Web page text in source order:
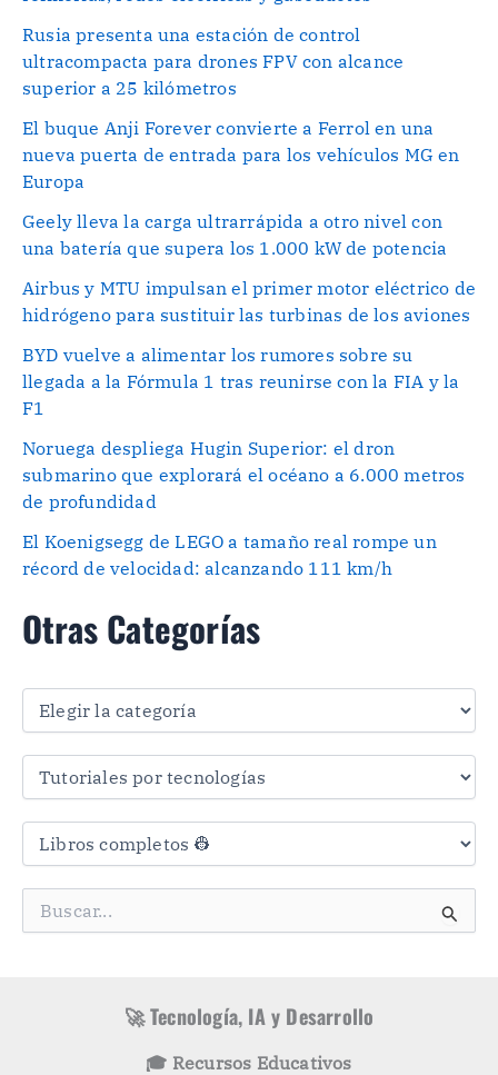
Rusia presenta una estación de control
ultracompacta para drones FPV con alcance
superior a 25 kilómetros
El buque Anji Forever convierte a Ferrol en una
nueva puerta de entrada para los vehículos MG en
Europa
Geely lleva la carga ultrarrápida a otro nivel con
una batería que supera los 1.000 kW de potencia
Airbus y MTU impulsan el primer motor eléctrico de
hidrógeno para sustituir las turbinas de los aviones
BYD vuelve a alimentar los rumores sobre su
llegada a la Fórmula 1 tras reunirse con la FIA y la
F1
Noruega despliega Hugin Superior: el dron
submarino que explorará el océano a 6.000 metros
de profundidad
El Koenigsegg de LEGO a tamaño real rompe un
récord de velocidad: alcanzando 111 km/h
Otras Categorías
O
a
a
🚀 Tecnología, IA y Desarrollo
🎓 Recursos Educativos